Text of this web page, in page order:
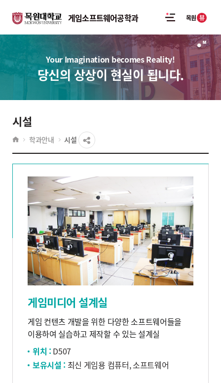
게임소프트웨어공학과 목원 뷰
Your Imagination becomes Reality!
당신의 상상이 현실이 됩니다.
시설
학과안내 시설
게임미디어 설계실
게임 컨텐츠 개발을 위한 다양한 소프트웨어들을
이용하여 실습하고 제작할 수 있는 설계실
위치 : D507
보유시설 : 최신 게임용 컴퓨터, 소프트웨어